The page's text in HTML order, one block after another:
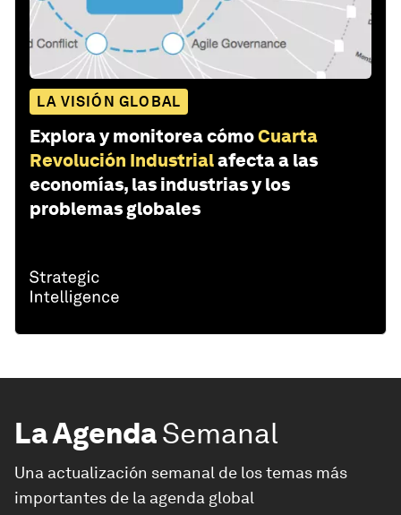
LA VISIÓN GLOBAL
Explora y monitorea cómoCuarta
Revolución Industrialafecta a las
economías, las industrias y los
problemas globales
La AgendaSemanal
Una actualización semanal de los temas más
importantes de la agenda global